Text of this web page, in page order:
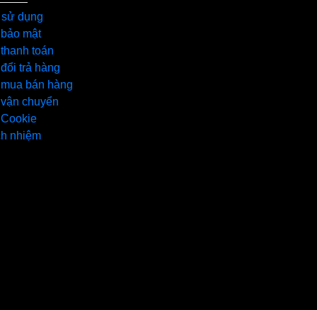
dụng
mật
toán
trả hàng
bán hàng
chuyển
nhiệm